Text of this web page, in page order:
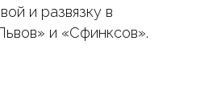
и развязку в
и «Сфинксов».